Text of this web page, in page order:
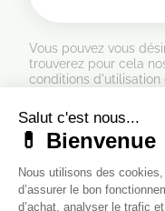
Vous pouvez vous
trouverez pour cela
conditions d'utilisation
Marchand approuvé
pour vérifier